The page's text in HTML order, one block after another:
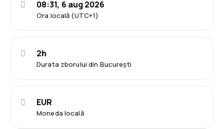
Ora locală (UTC+1)
08:31, 6 aug 2026
Durata zborului din București
2h
Moneda locală
EUR